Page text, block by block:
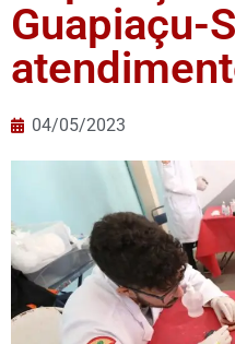
Guapiaçu-
04/05/2023